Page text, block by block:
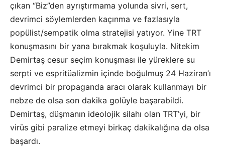
çıkan “Biz”den ayrıştırmama yolunda sivri, sert,
devrimci söylemlerden kaçınma ve fazlasıyla
popülist/sempatik olma stratejisi yatıyor. Yine TRT
konuşmasını bir yana bırakmak koşuluyla. Nitekim
Demirtaş cesur seçim konuşması ile yüreklere su
serpti ve espritüalizmin içinde boğulmuş 24 Haziran’ı
devrimci bir propaganda aracı olarak kullanmayı bir
nebze de olsa son dakika golüyle başarabildi.
Demirtaş, düşmanın ideolojik silahı olan TRT’yi, bir
virüs gibi paralize etmeyi birkaç dakikalığına da olsa
başardı.